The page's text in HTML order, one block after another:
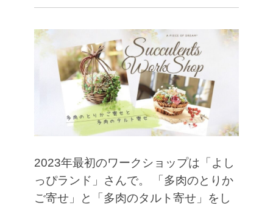
2023年最初のワークショップは「よし
っぴランド」さんで。
「多肉のとりか
ご寄せ」と「多肉のタルト寄せ」をし